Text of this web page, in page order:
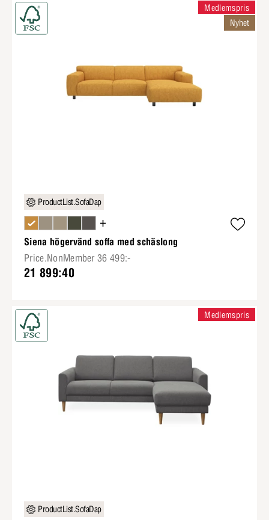
ProductList.SofaDap
+
Siena högervänd soffa med schäslong
Price.NonMember 36 499:-
21 899:40
Medlemspris
Nyhet
ProductList.SofaDap
Medlemspris